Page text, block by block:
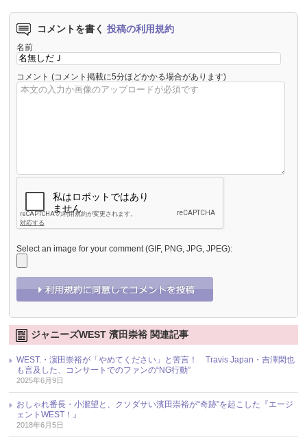
コメントを書く 投稿の利用規約
名前
コメント (コメント掲載に5分ほどかかる場合があります)
Select an image for your comment (GIF, PNG, JPG, JPEG):
ジャニーズWEST 濱田崇裕 関連記事
WEST.・濵田崇裕が「やめてください」と苦言！ Travis Japan・吉澤閑也
も言及した、コンサートでのファンの“NG行動”
2025年6月9日
おしゃれ番長・小瀧望と、クソダサい濱田崇裕が“奇跡”を起こした『エージ
ェントWEST！』
2018年6月5日